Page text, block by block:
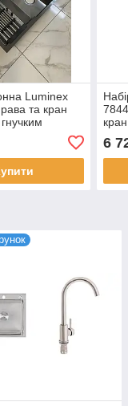
Luminex
та кран
6